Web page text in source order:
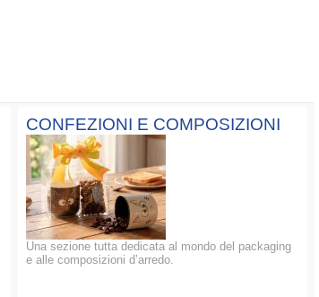
CONFEZIONI E COMPOSIZIONI
Una sezione tutta dedicata al mondo del packaging
e alle composizioni d’arredo.